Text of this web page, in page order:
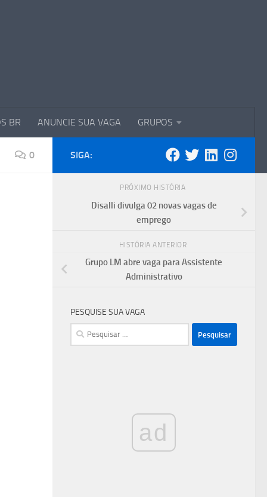
BR ANUNCIE SUA VAGA GRUPOS
0 SIGA:
PRÓXIMO HISTÓRIA
Disalli divulga 02 novas vagas de
emprego
HISTÓRIA ANTERIOR
Grupo LM abre vaga para Assistente
Administrativo
PESQUISE SUA VAGA
Pesquisar
por:
ad